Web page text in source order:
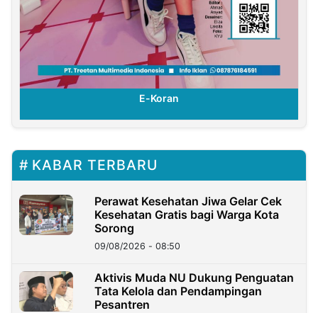
E-Koran
KABAR TERBARU
Perawat Kesehatan Jiwa Gelar Cek
Kesehatan Gratis bagi Warga Kota
Sorong
09/08/2026 - 08:50
Aktivis Muda NU Dukung Penguatan
Tata Kelola dan Pendampingan
Pesantren